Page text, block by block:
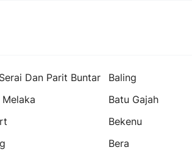
Dan Parit Buntar Baling
Batu Gajah
Bekenu
Bera